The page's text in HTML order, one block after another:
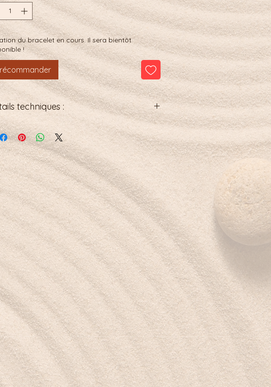
du bracelet en cours. Il sera bientôt
!
techniques :
élastiqué
de poignet : 18 cm avec 30 perles de 6mm
Réseaux sociaux